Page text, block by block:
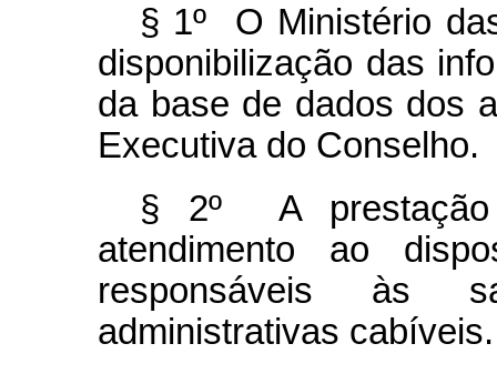
§ 1º O Ministério
disponibilização das
da base de dados dos
Executiva do Conselho.
§ 2º A prestação
atendimento ao
responsáveis às
administrativas cabíveis.